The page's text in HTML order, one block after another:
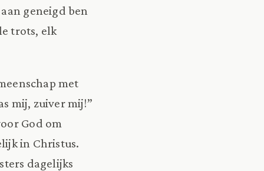
geneigd ben
trots, elk
met
mij, zuiver mij!”
God om
in Christus.
dagelijks